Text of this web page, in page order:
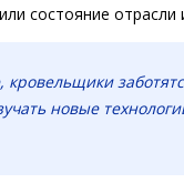
состояние
новые